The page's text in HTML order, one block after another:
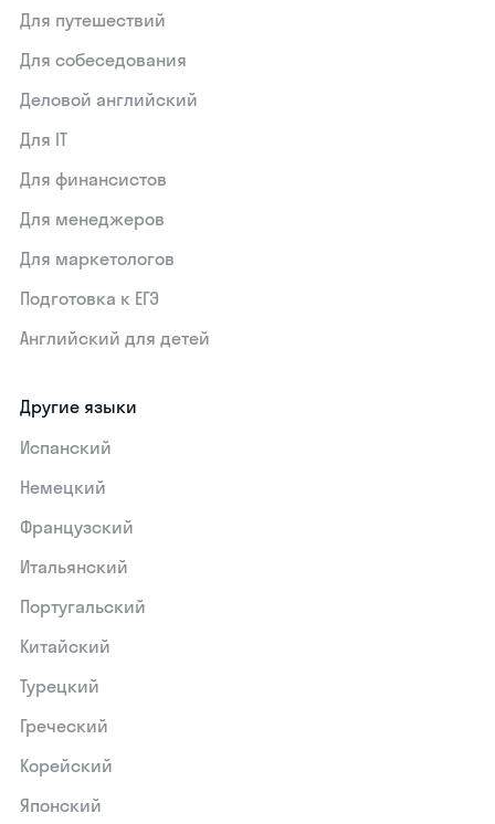
Для путешествий
Для собеседования
Деловой английский
Для IT
Для финансистов
Для менеджеров
Для маркетологов
Подготовка к ЕГЭ
Английский для детей
Другие языки
Испанский
Немецкий
Французский
Итальянский
Португальский
Китайский
Турецкий
Греческий
Корейский
Японский